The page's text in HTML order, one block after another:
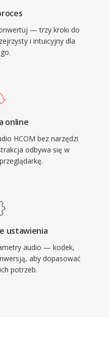
— trzy kroki do
i intuicyjny dla
online
HCOM bez narzędzi
odbywa się w
ustawienia
audio — kodek,
aby dopasować
potrzeb.